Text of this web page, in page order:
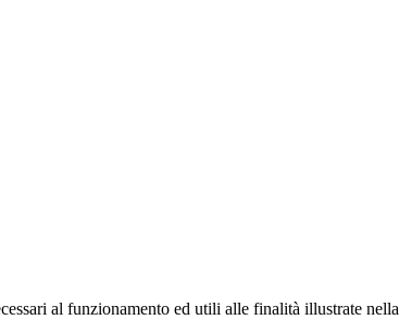
al funzionamento ed utili alle finalità illustrate nella